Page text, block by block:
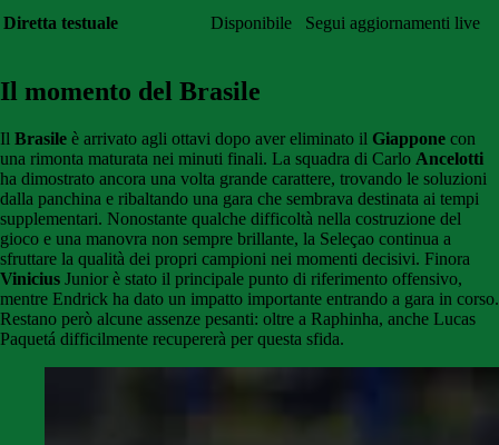
Diretta testuale Disponibile Segui aggiornamenti live
Il momento del Brasile
Il Brasile è arrivato agli ottavi dopo aver eliminato il Giappone con
una rimonta maturata nei minuti finali. La squadra di Carlo Ancelotti
ha dimostrato ancora una volta grande carattere, trovando le soluzioni
dalla panchina e ribaltando una gara che sembrava destinata ai tempi
supplementari. Nonostante qualche difficoltà nella costruzione del
gioco e una manovra non sempre brillante, la Seleçao continua a
sfruttare la qualità dei propri campioni nei momenti decisivi. Finora
Vinicius Junior è stato il principale punto di riferimento offensivo,
mentre Endrick ha dato un impatto importante entrando a gara in corso.
Restano però alcune assenze pesanti: oltre a Raphinha, anche Lucas
Paquetá difficilmente recupererà per questa sfida.